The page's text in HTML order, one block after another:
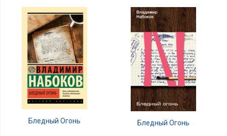
Бледный Огонь Бледный Огонь